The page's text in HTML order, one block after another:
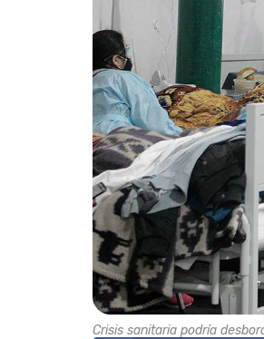
Crisis sanitaria podría